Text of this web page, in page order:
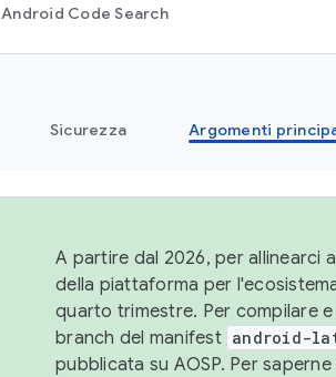
Android Code Search
Sicurezza Argomenti
A partire dal 2026, per allinearci
della piattaforma per
quarto trimestre. Per compilare
branch del manifest android-
pubblicata su AOSP. Per